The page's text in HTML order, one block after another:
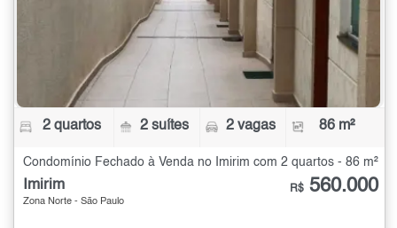
2 quartos 2 suítes 2 vagas 86 m²
Condomínio Fechado à Venda no Imirim com 2 quartos - 86 m²
Imirim
Zona Norte - São Paulo
R$ 560.000